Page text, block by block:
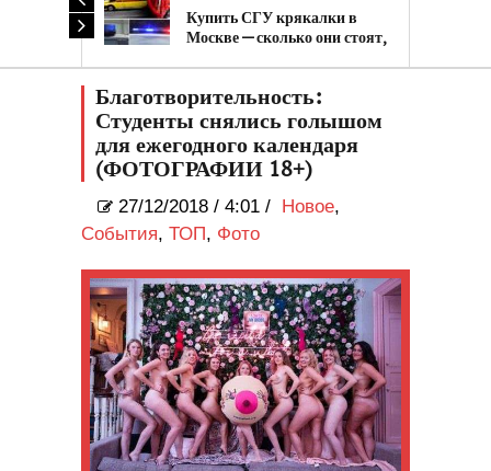
Купить СГУ крякалки в
Москве — сколько они стоят,
Благотворительность:
Студенты снялись голышом
для ежегодного календаря
(ФОТОГРАФИИ 18+)
27/12/2018 / 4:01 / Новое,
События, ТОП, Фото